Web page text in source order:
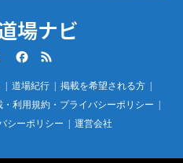
場ナビ
道場紀行
掲載を希望される方
・利用規約・プライバシーポリシー
シーポリシー 運営会社